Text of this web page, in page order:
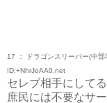
17 ： ドラゴンスリーパー(中
ID:+NhrJoAA0.net
セレブ相手にして
庶民には不要なサ